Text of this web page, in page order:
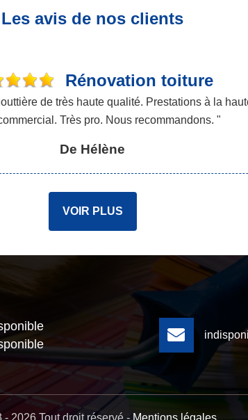
Les avis de nos clients
Rénovation toiture
de très haute qualité. Prestations à la
Très pro. Nous recommandons. "
De Hélène
VOIR PLUS
2026 Tout droit réservé - Mentions légales